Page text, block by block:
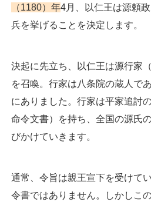
（1180）年4月、以仁王は源頼
兵を挙げることを決定します。
決起に先立ち、以仁王は源行家
を召喚。行家は八条院の蔵人で
にありました。行家は平家追討
命令文書）を持ち、全国の源氏
びかけていきます。
通常、令旨は親王宣下を受けて
令書ではありません。しかしこ